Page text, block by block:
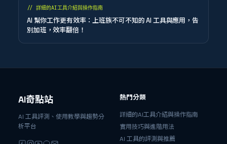
// 詳細的AI工具介紹與操作指南
AI 幫你工作更有效率：上班族不可不知的 AI 工具與應用，告
別加班，效率翻倍！
AI奇點站
AI 工具評測、使用教學與趨勢分
析平台
熱門分類
詳細的AI工具介紹與操作指南
實用技巧與進階用法
AI 工具的評測與推薦